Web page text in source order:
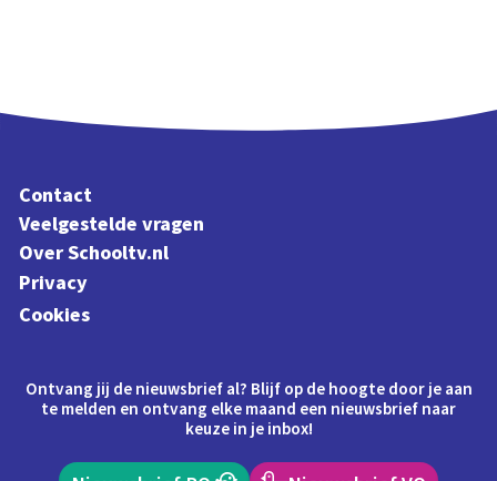
Contact
Veelgestelde vragen
Over Schooltv.nl
Privacy
Cookies
Ontvang jij de nieuwsbrief al? Blijf op de hoogte door je aan
te melden en ontvang elke maand een nieuwsbrief naar
keuze in je inbox!